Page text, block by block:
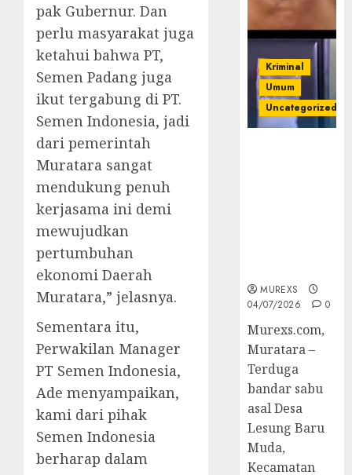
pak Gubernur. Dan
perlu masyarakat juga
ketahui bahwa PT,
Semen Padang juga
ikut tergabung di PT.
Semen Indonesia, jadi
dari pemerintah
Muratara sangat
mendukung penuh
kerjasama ini demi
mewujudkan
pertumbuhan
ekonomi Daerah
Muratara,” jelasnya.
Sementara itu,
Perwakilan Manager
PT Semen Indonesia,
Ade menyampaikan,
kami dari pihak
Semen Indonesia
berharap dalam
Kriminal
Umum
Uncategorized
MUREXS
04/07/2026
0
Murexs.com,
Muratara –
Terduga
bandar sabu
asal Desa
Lesung Baru
Muda,
Kecamatan